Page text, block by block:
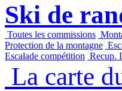
Ski de
Toutes les commissions
Protection de la montagne
Escalade compétition Recup.
La carte